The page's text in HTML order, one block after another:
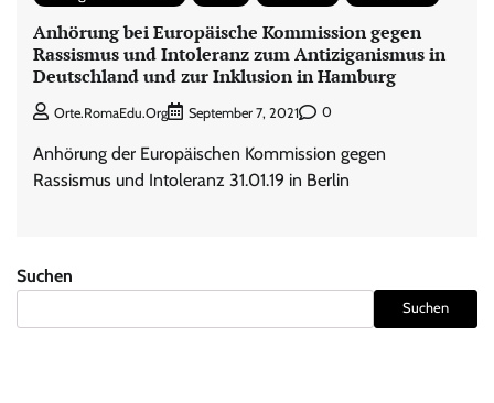
Anhörung bei Europäische Kommission gegen
Rassismus und Intoleranz zum Antiziganismus in
Deutschland und zur Inklusion in Hamburg
Orte.RomaEdu.org September 7, 2021 0
Anhörung der Europäischen Kommission gegen
Rassismus und Intoleranz 31.01.19 in Berlin
Suchen
Suchen